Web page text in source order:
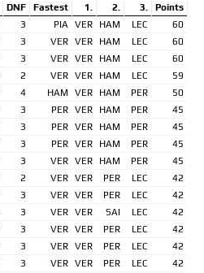
DNF Fastest 1. 2. 3.
Points
3 PIA VER HAM LEC
60
3 VER VER HAM LEC
60
3 VER VER HAM LEC
60
2 VER VER HAM LEC
59
4 HAM VER HAM PER
50
3 PER VER HAM PER
45
3 PER VER HAM PER
45
3 PER VER HAM PER
45
3 VER VER HAM PER
45
2 VER VER PER LEC
42
3 VER VER PER LEC
42
3 VER VER SAI LEC
42
3 VER VER PER LEC
42
3 VER VER PER LEC
42
3 VER VER PER LEC
42